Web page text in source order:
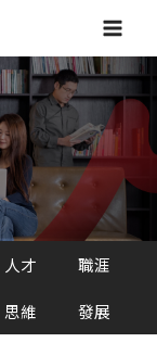
Main
人才
思維
職涯
發展